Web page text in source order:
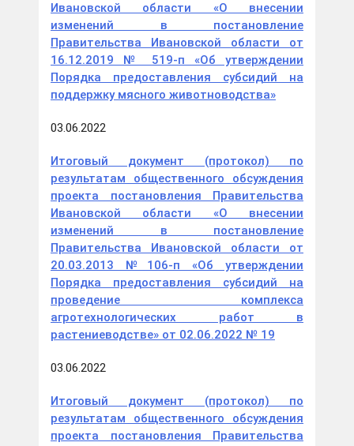
Ивановской области «О внесении
изменений в постановление
Правительства Ивановской области от
16.12.2019 № 519-п «Об утверждении
Порядка предоставления субсидий на
поддержку мясного животноводства»
03.06.2022
Итоговый документ (протокол) по
результатам общественного обсуждения
проекта постановления Правительства
Ивановской области «О внесении
изменений в постановление
Правительства Ивановской области от
20.03.2013 №106-п «Об утверждении
Порядка предоставления субсидий на
проведение комплекса
агротехнологических работ в
растениеводстве» от 02.06.2022 № 19
03.06.2022
Итоговый документ (протокол) по
результатам общественного обсуждения
проекта постановления Правительства